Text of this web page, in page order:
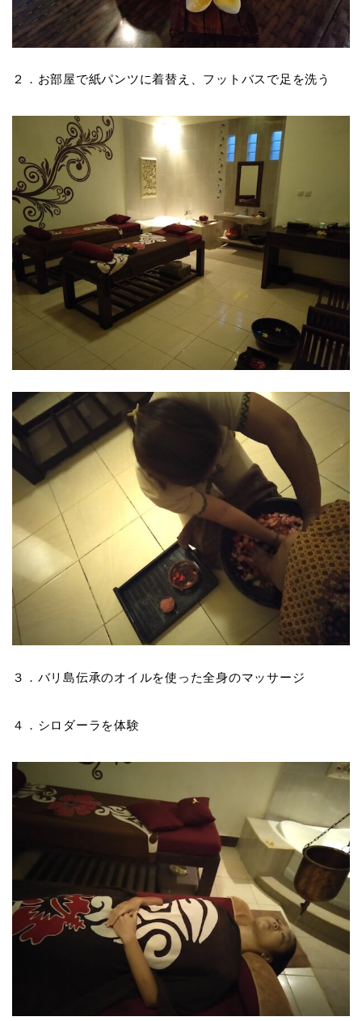
２．お部屋で紙パンツに着替え、フットバスで足を洗う
３．バリ島伝承のオイルを使った全身のマッサージ
４．シロダーラを体験